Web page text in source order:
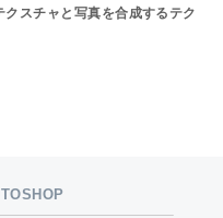
クスチャと写真を合成するテク